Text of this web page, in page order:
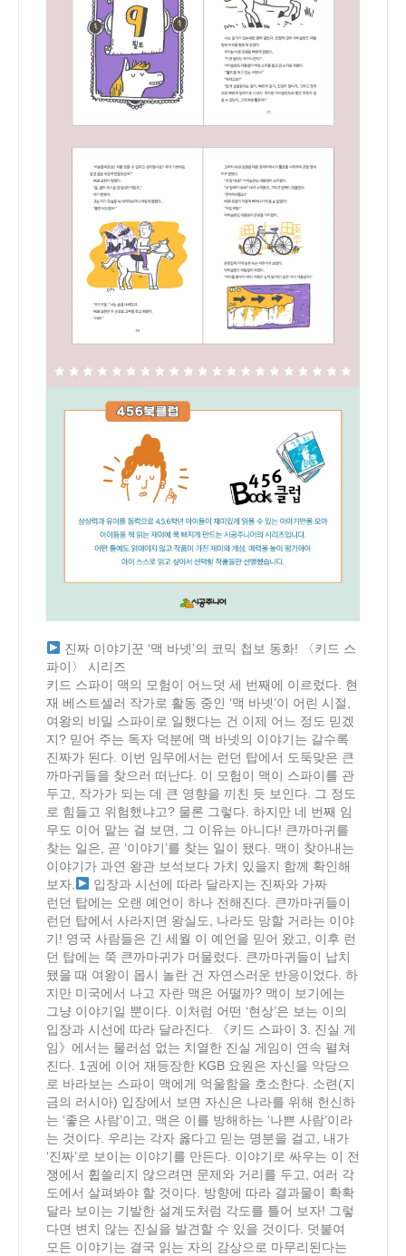
진짜 이야기꾼 ‘맥 바넷’의 코믹 첩보 동화! 〈키드 스
파이〉 시리즈
키드 스파이 맥의 모험이 어느덧 세 번째에 이르렀다. 현
재 베스트셀러 작가로 활동 중인 ‘맥 바넷’이 어린 시절,
여왕의 비밀 스파이로 일했다는 건 이제 어느 정도 믿겠
지? 믿어 주는 독자 덕분에 맥 바넷의 이야기는 갈수록
진짜가 된다. 이번 임무에서는 런던 탑에서 도둑맞은 큰
까마귀들을 찾으러 떠난다. 이 모험이 맥이 스파이를 관
두고, 작가가 되는 데 큰 영향을 끼친 듯 보인다. 그 정도
로 힘들고 위험했냐고? 물론 그렇다. 하지만 네 번째 임
무도 이어 맡는 걸 보면, 그 이유는 아니다! 큰까마귀를
찾는 일은, 곧 ‘이야기’를 찾는 일이 됐다. 맥이 찾아내는
이야기가 과연 왕관 보석보다 가치 있을지 함께 확인해
보자.
입장과 시선에 따라 달라지는 진짜와 가짜
런던 탑에는 오랜 예언이 하나 전해진다. 큰까마귀들이
런던 탑에서 사라지면 왕실도, 나라도 망할 거라는 이야
기! 영국 사람들은 긴 세월 이 예언을 믿어 왔고, 이후 런
던 탑에는 쭉 큰까마귀가 머물렀다. 큰까마귀들이 납치
됐을 때 여왕이 몹시 놀란 건 자연스러운 반응이었다. 하
지만 미국에서 나고 자란 맥은 어떨까? 맥이 보기에는
그냥 이야기일 뿐이다. 이처럼 어떤 ‘현상’은 보는 이의
입장과 시선에 따라 달라진다. 《키드 스파이 3. 진실 게
임》에서는 물러섬 없는 치열한 진실 게임이 연속 펼쳐
진다. 1권에 이어 재등장한 KGB 요원은 자신을 악당으
로 바라보는 스파이 맥에게 억울함을 호소한다. 소련(지
금의 러시아) 입장에서 보면 자신은 나라를 위해 헌신하
는 ‘좋은 사람’이고, 맥은 이를 방해하는 ‘나쁜 사람’이라
는 것이다. 우리는 각자 옳다고 믿는 명분을 걸고, 내가
‘진짜’로 보이는 이야기를 만든다. 이야기로 싸우는 이 전
쟁에서 휩쓸리지 않으려면 문제와 거리를 두고, 여러 각
도에서 살펴봐야 할 것이다. 방향에 따라 결과물이 확확
달라 보이는 기발한 설계도처럼 각도를 틀어 보자! 그렇
다면 변치 않는 진실을 발견할 수 있을 것이다. 덧붙여
모든 이야기는 결국 읽는 자의 감상으로 마무리된다는